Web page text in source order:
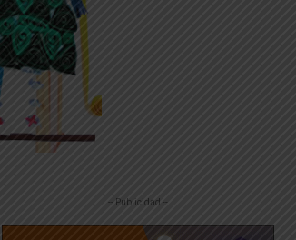
-- Publicidad --